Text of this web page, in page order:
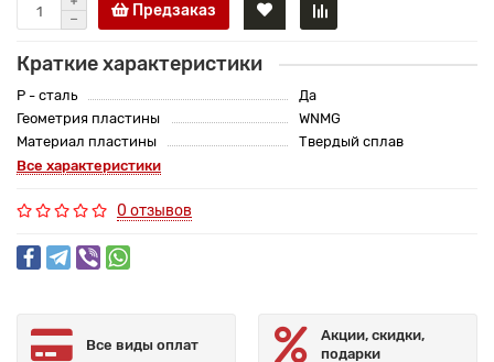
Предзаказ
Краткие характеристики
P - сталь
Да
Геометрия пластины
WNMG
Материал пластины
Твердый сплав
Все характеристики
0 отзывов
Все виды оплат
Акции, скидки,
подарки